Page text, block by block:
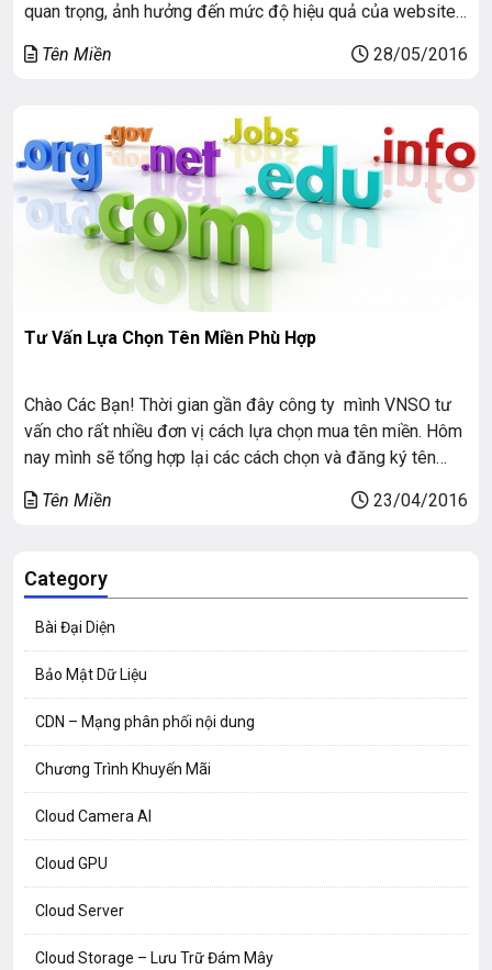
quan trọng, ảnh hưởng đến mức độ hiệu quả của website
hợp, sau đây là 10 Lời Khuyên Đơn […]
Tên Miền 28/05/2016
Tư Vấn Lựa Chọn Tên Miền Phù Hợp
Chào Các Bạn! Thời gian gần đây công ty mình VNSO tư
vấn cho rất nhiều đơn vị cách lựa chọn mua tên miền. Hôm
nay mình sẽ tổng hợp lại các cách chọn và đăng ký tên
Tên Miền 23/04/2016
Category
Bài Đại Diện
Bảo Mật Dữ Liệu
CDN – Mạng phân phối nội dung
Chương Trình Khuyến Mãi
Cloud Camera AI
Cloud GPU
Cloud Server
Cloud Storage – Lưu Trữ Đám Mây